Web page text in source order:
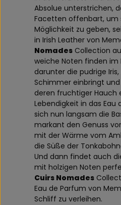
Absolue unterstrichen,
Facetten offenbart, um
Möglichkeit zu geben,
in Irish Leather von
Nomades Collection
weiche Noten finden im
darunter die pudrige
Schimmer einbringt
deren fruchtiger Hauch
Lebendigkeit in das Eau
sich nun langsam die
markant den Genuss
mit der Wärme vom
die Süße der
Und dann findet auch
mit holzigen Noten
Cuirs Nomades
Eau de Parfum von
Schliff zu verleihen.